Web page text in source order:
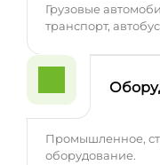
Грузовые
транспорт,
Промышленное,
оборудование.